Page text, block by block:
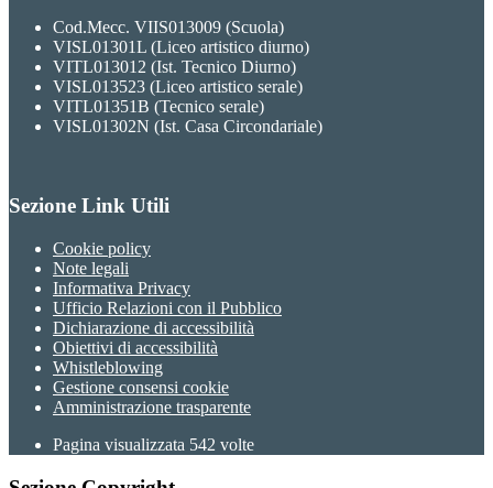
Cod.Mecc. VIIS013009 (Scuola)
VISL01301L (Liceo artistico diurno)
VITL013012 (Ist. Tecnico Diurno)
VISL013523 (Liceo artistico serale)
VITL01351B (Tecnico serale)
VISL01302N (Ist. Casa Circondariale)
Sezione Link Utili
Cookie policy
Note legali
Informativa Privacy
Ufficio Relazioni con il Pubblico
Dichiarazione di accessibilità
Obiettivi di accessibilità
Whistleblowing
Gestione consensi cookie
Amministrazione trasparente
Pagina visualizzata 542 volte